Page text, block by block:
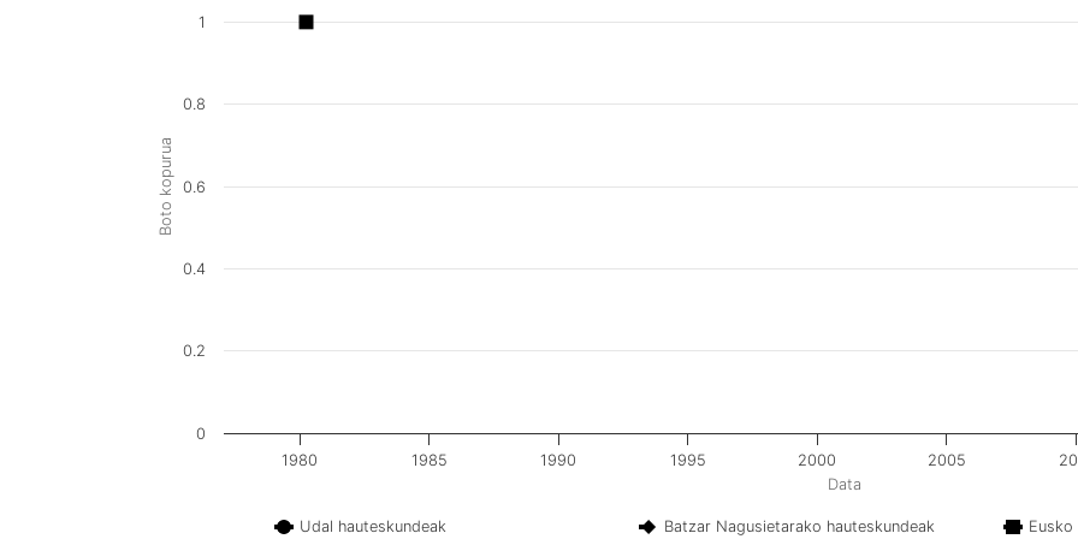
Data
Boto kopurua
Udal hauteskundeak Batzar Nagusietarako hauteskundeak
1980 1985 1990 1995 2000 2005
0
0.2
0.4
0.6
0.8
1